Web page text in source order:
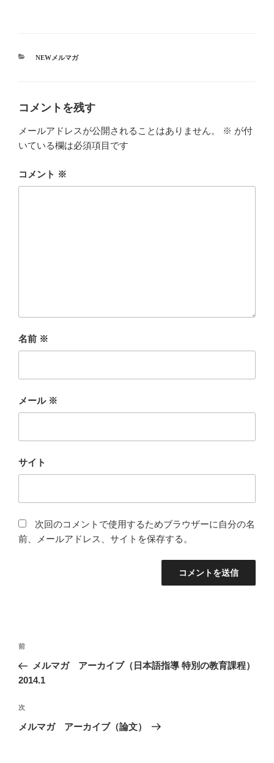
カ
NEWメルマガ
コメントを残す
メールアドレスが公開されることはありません。 ※ が付
いている欄は必須項目です
コメント ※
名前 ※
メール ※
サイト
次回のコメントで使用するためブラウザーに自分の名
前、メールアドレス、サイトを保存する。
投
ナ
ゲ
ー
前
の
投
前
メルマガ アーカイブ（日本語指導 特別の教育課程）
2014.1
次
の
次
メルマガ アーカイブ（論文）